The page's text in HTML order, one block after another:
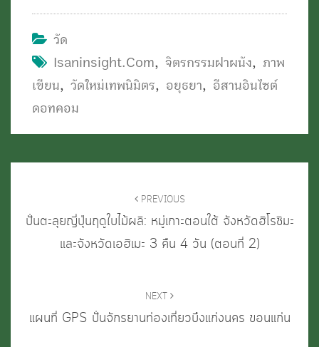
วัด
Isaninsight.com, จิตรกรรมฝาผนัง, ภาพ
เขียน, วัดใหม่เทพนิมิตร, อยุธยา, อีสานอินไซต์
ดอทคอม
PREVIOUS
ปั่นตะลุยญี่ปุ่นฤดูใบไม้ผลิ: หมู่เกาะตอนใต้ จังหวัดฮิโรชิมะ
และจังหวัดเอฮิเมะ 3 คืน 4 วัน (ตอนที่ 2)
NEXT
แผนที่ GPS ปั่นจักรยานท่องเที่ยวบึงแก่งนคร ขอนแก่น